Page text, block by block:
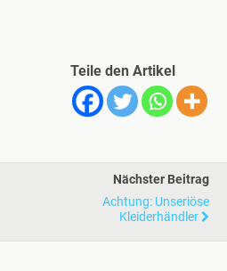
Teile den Artikel
Nächster Beitrag
Achtung: Unseriöse
Kleiderhändler